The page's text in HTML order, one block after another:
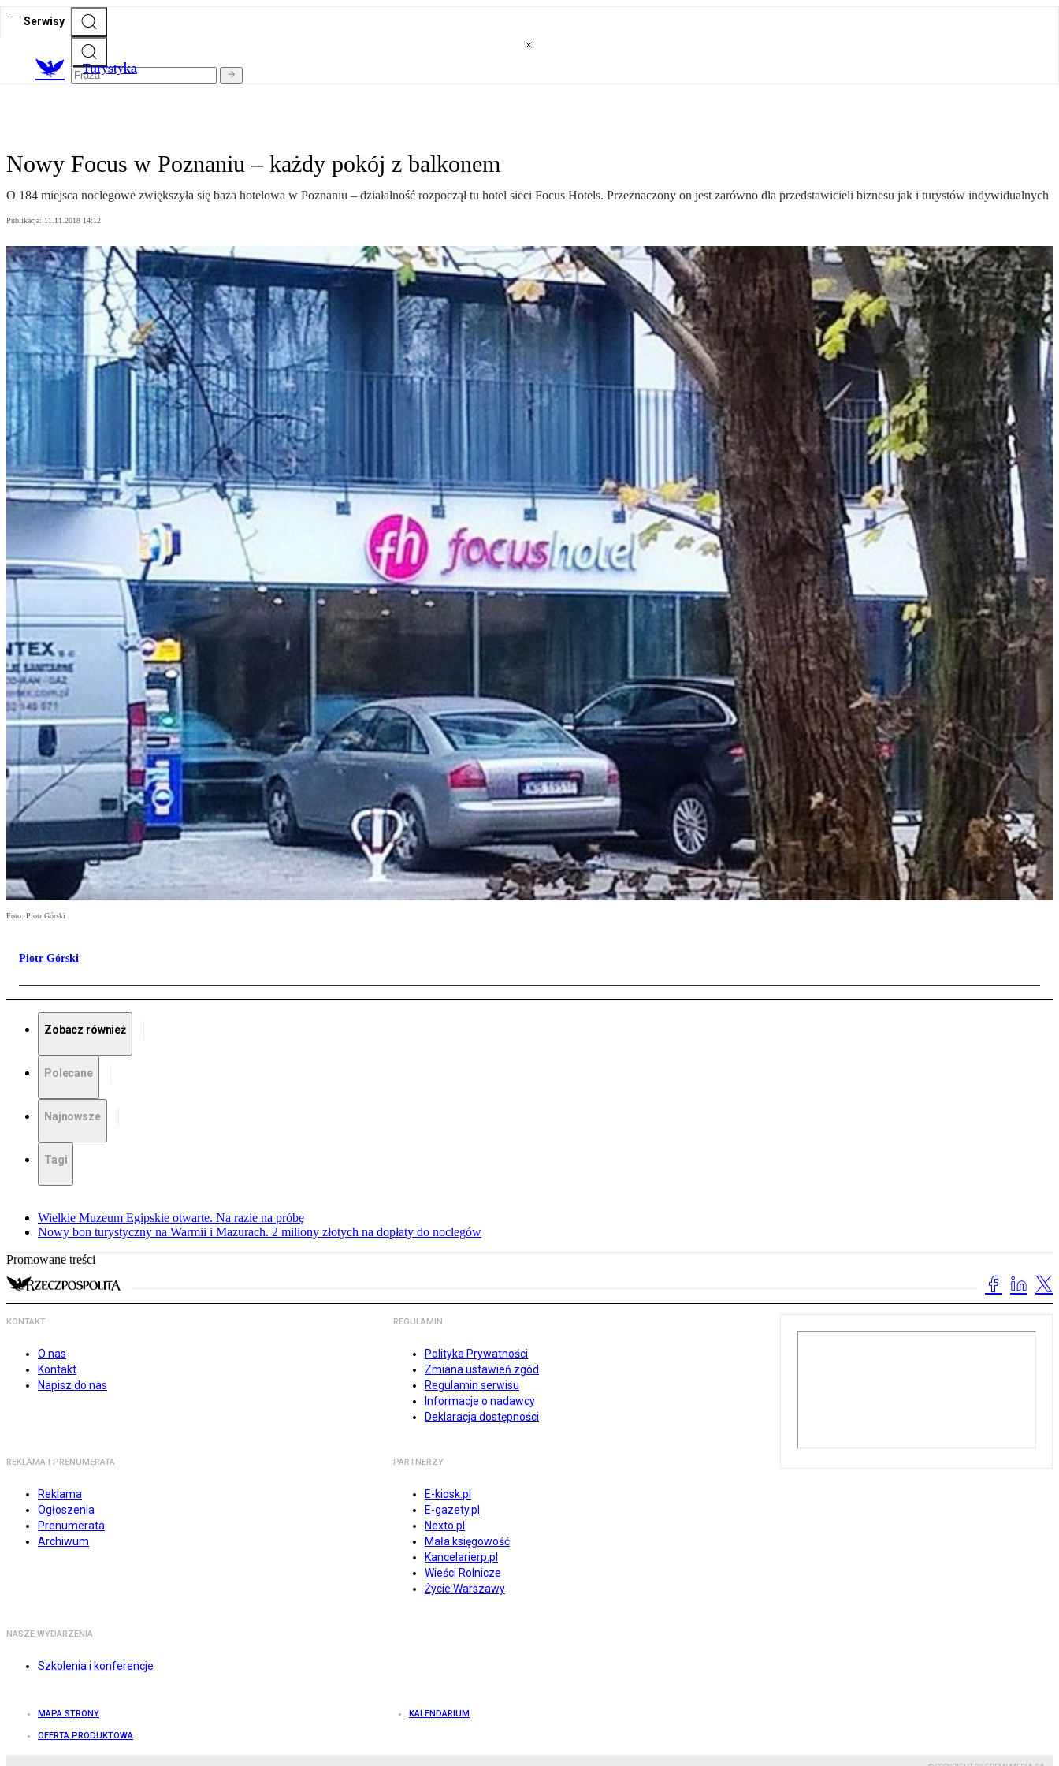
Serwisy
Turystyka
Nowy Focus w Poznaniu – każdy pokój z balkonem
O 184 miejsca noclegowe zwiększyła się baza hotelowa w Poznaniu – działalność rozpoczął tu hotel sieci Focus Hotels. Przeznaczony on jest zarówno dla przedstawicieli biznesu jak i turystów indywidualnych
Publikacja: 11.11.2018 14:12
Foto: Piotr Górski
Piotr Górski
Zobacz również
Polecane
Najnowsze
Tagi
Wielkie Muzeum Egipskie otwarte. Na razie na próbę
Nowy bon turystyczny na Warmii i Mazurach. 2 miliony złotych na dopłaty do noclegów
Promowane treści
KONTAKT
O nas
Kontakt
Napisz do nas
REGULAMIN
Polityka Prywatności
Zmiana ustawień zgód
Regulamin serwisu
Informacje o nadawcy
Deklaracja dostępności
REKLAMA I PRENUMERATA
Reklama
Ogłoszenia
Prenumerata
Archiwum
PARTNERZY
E-kiosk.pl
E-gazety.pl
Nexto.pl
Mała księgowość
Kancelarierp.pl
Wieści Rolnicze
Życie Warszawy
NASZE WYDARZENIA
Szkolenia i konferencje
MAPA STRONY KALENDARIUM
OFERTA PRODUKTOWA